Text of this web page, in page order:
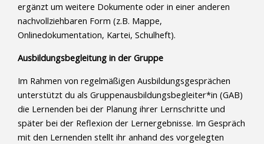
ergänzt um weitere Dokumente oder in einer anderen
nachvollziehbaren Form (z.B. Mappe,
Onlinedokumentation, Kartei, Schulheft).
Ausbildungsbegleitung in der Gruppe
Im Rahmen von regelmäßigen Ausbildungsgesprächen
unterstützt du als Gruppenausbildungsbegleiter*in (GAB)
die Lernenden bei der Planung ihrer Lernschritte und
später bei der Reflexion der Lernergebnisse. Im Gespräch
mit den Lernenden stellt ihr anhand des vorgelegten